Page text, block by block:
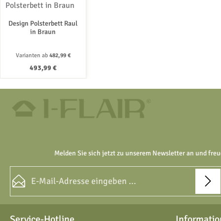
Design Polsterbett Raul
in Braun
Varianten ab482,99 €
Regulärer Preis:
493,99 €
Melden Sie sich jetzt zu unserem Newsletter an und
Datenschutz
Die mit einem Stern (*) markierten Felder sind Pflichtfelder.